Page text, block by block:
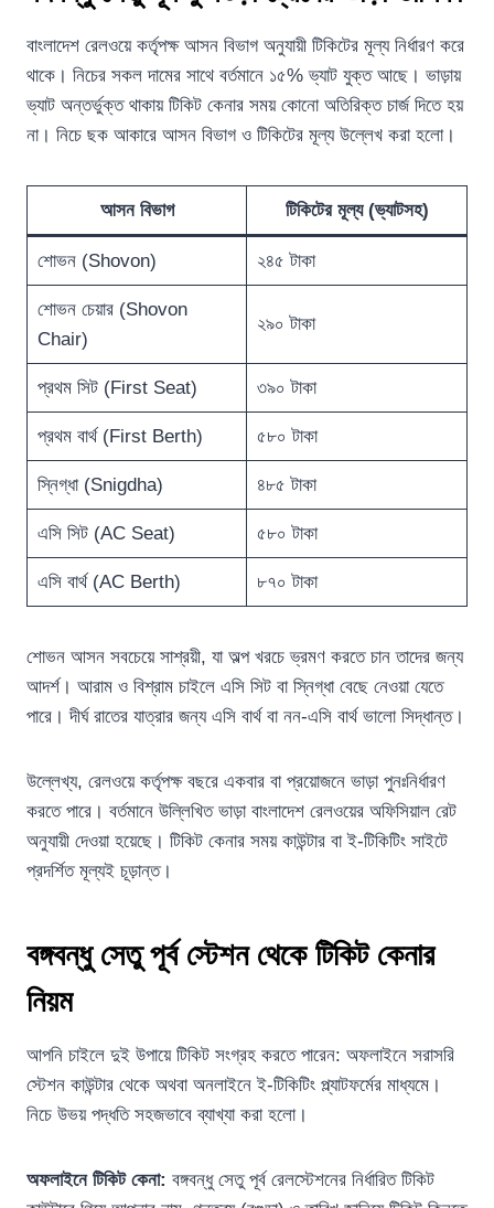
বাংলাদেশ রেলওয়ে কর্তৃপক্ষ আসন বিভাগ অনুযায়ী টিকিটের মূল্য নির্ধারণ করে
থাকে। নিচের সকল দামের সাথে বর্তমানে ১৫% ভ্যাট যুক্ত আছে। ভাড়ায়
ভ্যাট অন্তর্ভুক্ত থাকায় টিকিট কেনার সময় কোনো অতিরিক্ত চার্জ দিতে হয়
না। নিচে ছক আকারে আসন বিভাগ ও টিকিটের মূল্য উল্লেখ করা হলো।
আসন বিভাগ টিকিটের মূল্য (ভ্যাটসহ)
শোভন (Shovon) ২৪৫ টাকা
শোভন চেয়ার (Shovon
Chair)
২৯০ টাকা
প্রথম সিট (First Seat) ৩৯০ টাকা
প্রথম বার্থ (First Berth) ৫৮০ টাকা
স্নিগ্ধা (Snigdha) ৪৮৫ টাকা
এসি সিট (AC Seat) ৫৮০ টাকা
এসি বার্থ (AC Berth) ৮৭০ টাকা
শোভন আসন সবচেয়ে সাশ্রয়ী, যা অল্প খরচে ভ্রমণ করতে চান তাদের জন্য
আদর্শ। আরাম ও বিশ্রাম চাইলে এসি সিট বা স্নিগ্ধা বেছে নেওয়া যেতে
পারে। দীর্ঘ রাতের যাত্রার জন্য এসি বার্থ বা নন-এসি বার্থ ভালো সিদ্ধান্ত।
উল্লেখ্য, রেলওয়ে কর্তৃপক্ষ বছরে একবার বা প্রয়োজনে ভাড়া পুনঃনির্ধারণ
করতে পারে। বর্তমানে উল্লিখিত ভাড়া বাংলাদেশ রেলওয়ের অফিসিয়াল রেট
অনুযায়ী দেওয়া হয়েছে। টিকিট কেনার সময় কাউন্টার বা ই-টিকিটিং সাইটে
প্রদর্শিত মূল্যই চূড়ান্ত।
বঙ্গবন্ধু সেতু পূর্ব স্টেশন থেকে টিকিট কেনার
নিয়ম
আপনি চাইলে দুই উপায়ে টিকিট সংগ্রহ করতে পারেন: অফলাইনে সরাসরি
স্টেশন কাউন্টার থেকে অথবা অনলাইনে ই-টিকিটিং প্ল্যাটফর্মের মাধ্যমে।
নিচে উভয় পদ্ধতি সহজভাবে ব্যাখ্যা করা হলো।
অফলাইনে টিকিট কেনা: বঙ্গবন্ধু সেতু পূর্ব রেলস্টেশনের নির্ধারিত টিকিট